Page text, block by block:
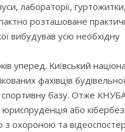
лабораторії, гуртожитки,
розташоване
вибудував усю необхідну
уперед. Київський
фахівців
спортивну базу. Отже
юриспруденція або
з охороною та